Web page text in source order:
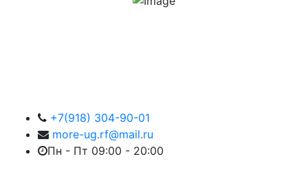
+7(918) 304-90-01
more-ug.rf@mail.ru
Пн - Пт 09:00 - 20:00